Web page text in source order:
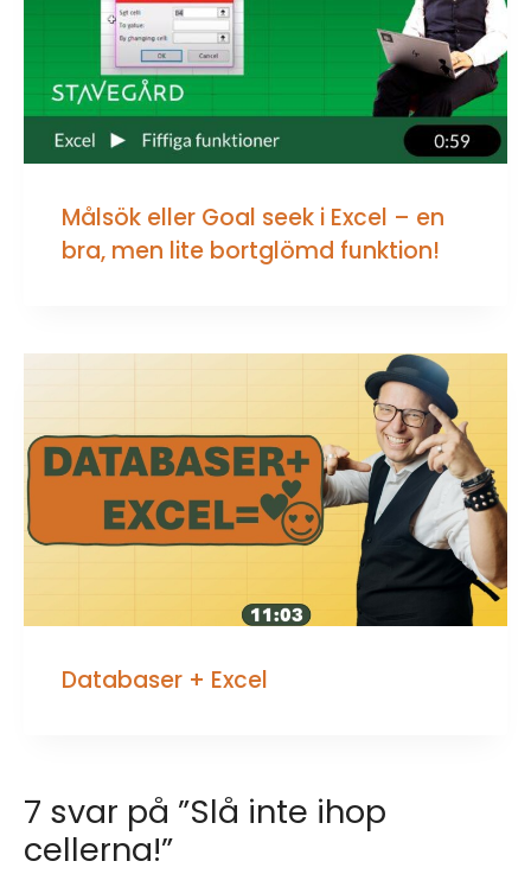
Målsök eller Goal seek i Excel – en
bra, men lite bortglömd funktion!
Databaser + Excel
7 svar på ”Slå inte ihop
cellerna!”